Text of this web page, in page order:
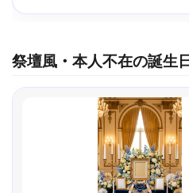
祭壇風・本人不在の誕生